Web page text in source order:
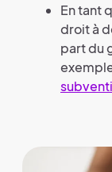
En tant
droit à
part du